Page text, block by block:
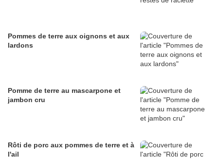
Pommes de terre aux oignons et aux
lardons
Pomme de terre au mascarpone et
jambon cru
Rôti de porc aux pommes de terre et à
l'ail